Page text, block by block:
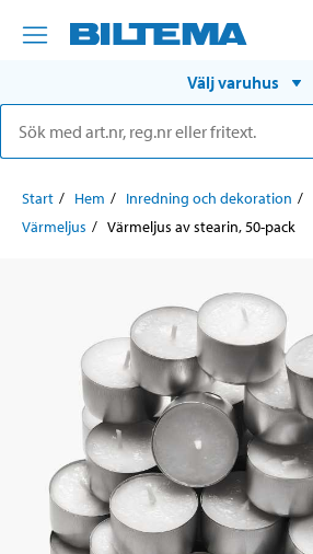
Välj varuhus
Start Hem Inredning och dekoration
Värmeljus
Värmeljus av stearin, 50-pack